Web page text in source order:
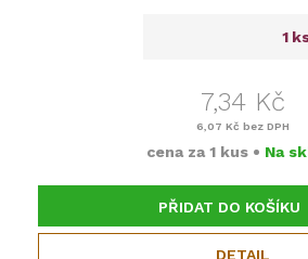
7,34 Kč
6,07 Kč bez DPH
cena za 1 kus • Na
PŘIDAT DO KOŠÍKU
DETAIL